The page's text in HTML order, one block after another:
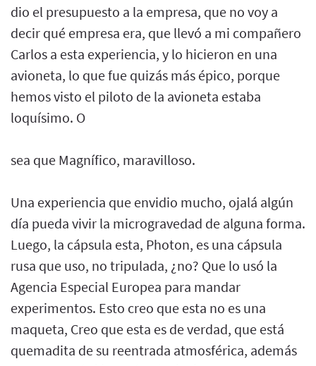
dio el presupuesto a la empresa, que no voy a
decir qué empresa era, que llevó a mi compañero
Carlos a esta experiencia, y lo hicieron en una
avioneta, lo que fue quizás más épico, porque
hemos visto el piloto de la avioneta estaba
loquísimo. O
sea que Magnífico, maravilloso.
Una experiencia que envidio mucho, ojalá algún
día pueda vivir la microgravedad de alguna forma.
Luego, la cápsula esta, Photon, es una cápsula
rusa que uso, no tripulada, ¿no? Que lo usó la
Agencia Especial Europea para mandar
experimentos. Esto creo que esta no es una
maqueta, Creo que esta es de verdad, que está
quemadita de su reentrada atmosférica, además